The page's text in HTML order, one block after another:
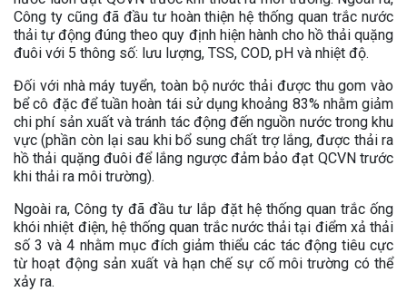
Công ty cũng đã đầu tư hoàn thiện hệ thống quan trắc nước
thải tự động đúng theo quy định hiện hành cho hồ thải quặng
đuôi với 5 thông số: lưu lượng, TSS, COD, pH và nhiệt độ.
Đối với nhà máy tuyển, toàn bộ nước thải được thu gom vào
bể cô đặc để tuần hoàn tái sử dụng khoảng 83% nhằm giảm
chi phí sản xuất và tránh tác động đến nguồn nước trong khu
vực (phần còn lại sau khi bổ sung chất trợ lắng, được thải ra
hồ thải quặng đuôi để lắng ngược đảm bảo đạt QCVN trước
khi thải ra môi trường).
Ngoài ra, Công ty đã đầu tư lắp đặt hệ thống quan trắc ống
khói nhiệt điện, hệ thống quan trắc nước thải tại điểm xả thải
số 3 và 4 nhằm mục đích giảm thiểu các tác động tiêu cực
từ hoạt động sản xuất và hạn chế sự cố môi trường có thể
xảy ra.